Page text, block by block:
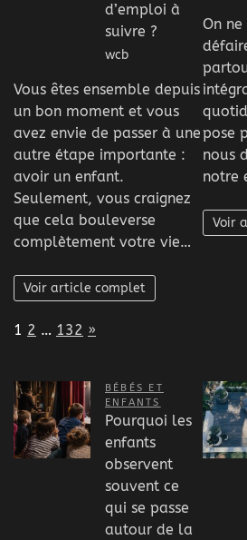
d’emploi à
suivre ?
wcb
Vous êtes ensemble depuis
un bon moment et vous
avez envie de passer à une
autre étape importante :
avoir un enfant.
Seulement, vous craignez
que cela bouleverse
complètement votre vie…
Voir article complet
On ne
pose
nous
notre
Voir
Page:
1 2 … 132 Next
»
BÉBÉS ET
ENFANTS
Pourquoi les
enfants
observent
souvent ce
qui se passe
autour de la